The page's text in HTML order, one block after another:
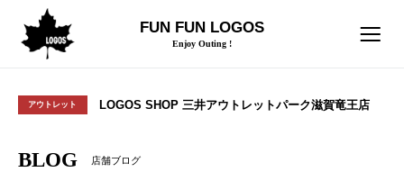
FUN FUN LOGOS
Enjoy Outing !
アウトレット LOGOS SHOP 三井アウトレットパーク滋賀竜王店
BLOG 店舗ブログ